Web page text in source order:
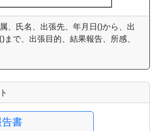
、氏名、出張先、年月日()から、出
で、出張目的、結果報告、所感、
書